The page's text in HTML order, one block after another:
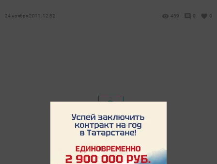
24 ноября 2011, 12:32 459 0 0